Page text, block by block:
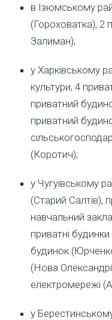
в Ізюмському
(Гороховатка), 2
Залиман);
у Харківському
культури, 4
приватний
приватний
(Коротич);
у Чугуївському
(Старий Салтів),
навчальний
приватні
будинок
(Нова
електромережі
у